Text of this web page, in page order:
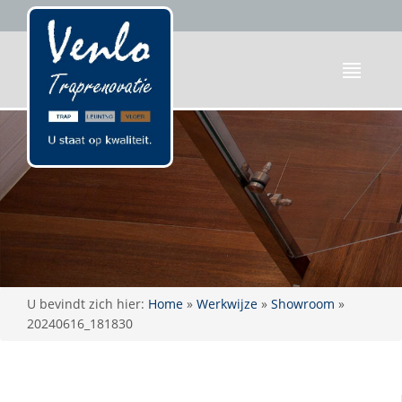
U bevindt zich hier: Home » Werkwijze » Showroom »
20240616_181830